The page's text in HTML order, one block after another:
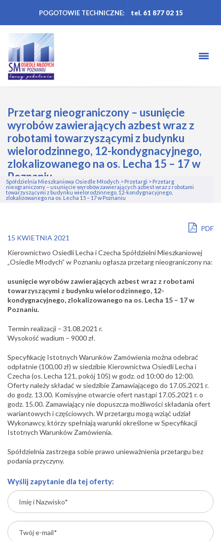
POGOTOWIE TECHNICZNE: tel. 61 877 02 15
Przetarg nieograniczony – usunięcie
wyrobów zawierających azbest wraz z
robotami towarzyszącymi z budynku
wielorodzinnego, 12-kondygnacyjnego,
zlokalizowanego na os. Lecha 15 – 17 w
Poznaniu
Spółdzielnia Mieszkaniowa Osiedle Młodych > Przetargi > Przetarg
nieograniczony – usunięcie wyrobów zawierających azbest wraz z robotami
towarzyszącymi z budynku wielorodzinnego, 12-kondygnacyjnego,
zlokalizowanego na os. Lecha 15 – 17 w Poznaniu
PDF
15 KWIETNIA 2021
Kierownictwo Osiedli Lecha i Czecha Spółdzielni Mieszkaniowej
„Osiedle Młodych” w Poznaniu ogłasza przetarg nieograniczony na:
usunięcie wyrobów zawierających azbest wraz z robotami
towarzyszącymi z budynku wielorodzinnego, 12-
kondygnacyjnego, zlokalizowanego na os. Lecha 15 – 17 w
Poznaniu.
Termin realizacji – 31.08.2021 r.
Wysokość wadium – 9000 zł.
Specyfikację Istotnych Warunków Zamówienia można odebrać
odpłatnie (100,00 zł) w siedzibie Kierownictwa Osiedli Lecha i
Czecha (os. Lecha 121, pokój 105) w godz. od 10:00 do 12:00.
Oferty należy składać w siedzibie Zamawiającego do 17.05.2021 r.
do godz. 13.00. Komisyjne otwarcie ofert nastąpi 17.05.2021 r. o
godz. 15.00. Zamawiający nie dopuszcza możliwości składania ofert
wariantowych i częściowych. W przetargu mogą wziąć udział
Wykonawcy, którzy spełniają warunki określone w Specyfikacji
Istotnych Warunków Zamówienia.
Spółdzielnia zastrzega sobie prawo unieważnienia przetargu bez
podania przyczyny.
Wyślij zapytanie dla tej oferty: